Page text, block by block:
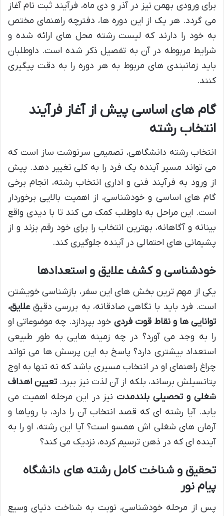
برای ورودی بهمن نیز در آذر و دی ماه، فرآیند ثبت نام آغاز
می گردد. هر یک از این دوره ها، دفترچه راهنمای مختص
به خود را دارند که لیست رشته محل های ارائه شده و
شرایط مربوطه در آن به تفصیل ذکر شده است. داوطلبان
باید زمانبندی های مربوط به هر دوره را به دقت پیگیری
کنند.
گام های اساسی پیش از آغاز فرآیند
انتخاب رشته
انتخاب رشته دانشگاهی، تصمیمی سرنوشت ساز است که
می تواند مسیر آینده یک فرد را به کلی تغییر دهد. پیش
از ورود به فرآیند فنی و اداری انتخاب رشته، انجام برخی
گام های اساسی و خودشناسی، از اهمیت بالایی برخوردار
است. این مراحل به داوطلب کمک می کند تا با دیدی واقع
بینانه و آگاهانه، بهترین انتخاب را برای خود رقم بزند و از
پشیمانی های احتمالی در آینده جلوگیری کند.
خودشناسی و کشف علایق و استعدادها
یکی از مهم ترین بخش های این سفر، بازشناسی خویشتن
است. فرد باید با نگاهی صادقانه، به بررسی دقیقعلایق،
توانایی ها و نقاط قوت فردی خود بپردازد. چه موضوعاتی او
را به وجد می آورد؟ در چه زمینه هایی به طور طبیعی
استعداد بیشتری دارد؟ پاسخ به این پرسش ها می تواند
چراغ راهنمای او در انتخاب مسیری باشد که نه تنها به اوج
پتانسیلش برساند، بلکه از آن لذت نیز ببرد. تعیین اهداف
شغلی و تحصیلی بلندمدت نیز در این مرحله اهمیت می
یابد. آیا رشته ای که قصد انتخاب آن را دارد، با رویاها و
آرمان های شغلی اش همسو است؟ آیا این رشته، او را به
آینده ای که در ذهن ترسیم کرده، نزدیک می کند؟
تحقیق و شناخت کامل رشته های دانشگاه
پیام نور
پس از مرحله خودشناسی، نوبت به شناخت دنیای وسیع